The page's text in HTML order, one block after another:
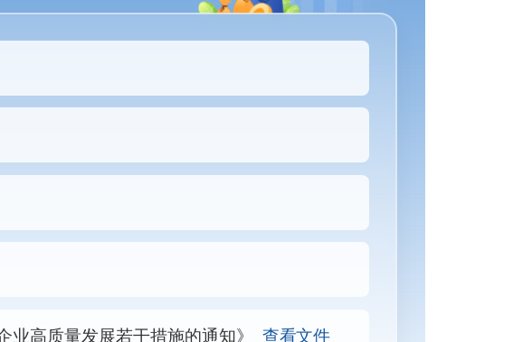
业高质量发展若干措施的通知》查看文件